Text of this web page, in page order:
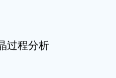
过程分析